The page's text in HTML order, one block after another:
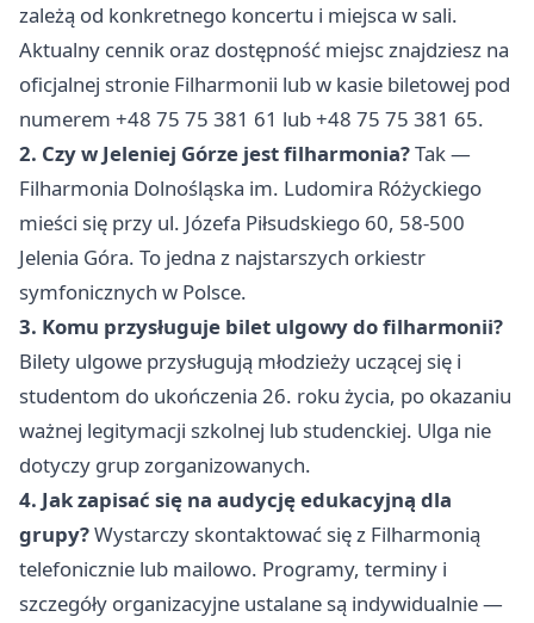
zależą od konkretnego koncertu i miejsca w sali.
Aktualny cennik oraz dostępność miejsc znajdziesz na
oficjalnej stronie Filharmonii lub w kasie biletowej pod
numerem +48 75 75 381 61 lub +48 75 75 381 65.
2. Czy w Jeleniej Górze jest filharmonia?Tak —
Filharmonia Dolnośląska im. Ludomira Różyckiego
mieści się przy ul. Józefa Piłsudskiego 60, 58-500
Jelenia Góra. To jedna z najstarszych orkiestr
symfonicznych w Polsce.
3. Komu przysługuje bilet ulgowy do filharmonii?
Bilety ulgowe przysługują młodzieży uczącej się i
studentom do ukończenia 26. roku życia, po okazaniu
ważnej legitymacji szkolnej lub studenckiej. Ulga nie
dotyczy grup zorganizowanych.
4. Jak zapisać się na audycję edukacyjną dla
grupy?Wystarczy skontaktować się z Filharmonią
telefonicznie lub mailowo. Programy, terminy i
szczegóły organizacyjne ustalane są indywidualnie —